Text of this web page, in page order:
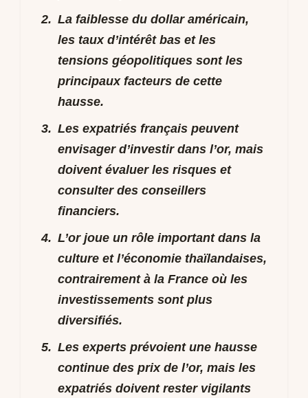
La faiblesse du dollar américain,
les taux d’intérêt bas et les
tensions géopolitiques sont les
principaux facteurs de cette
hausse.
Les expatriés français peuvent
envisager d’investir dans l’or, mais
doivent évaluer les risques et
consulter des conseillers
financiers.
L’or joue un rôle important dans la
culture et l’économie thaïlandaises,
contrairement à la France où les
investissements sont plus
diversifiés.
Les experts prévoient une hausse
continue des prix de l’or, mais les
expatriés doivent rester vigilants